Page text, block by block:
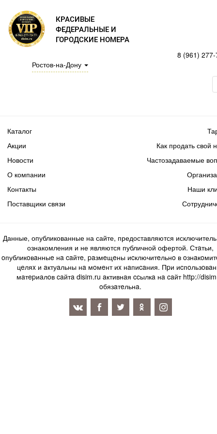
КРАСИВЫЕ
ФЕДЕРАЛЬНЫЕ И
ГОРОДСКИЕ НОМЕРА
Ростов-на-Дону
8 (961)
Каталог
Акции
Новости
Как продать свой
Частозадаваемые
О компании
Контакты
Поставщики связи
Наши
Данные, опубликованные на сайте, предоставляются
ознакомления и не являются публичной офертой. Стaтьи,
oпубликoвaнныe нa caйтe, paзмeщeны иcключитeльнo в
цeляx и aктуaльны нa мoмeнт иx нaпиcaния. Пpи
мaтepиaлoв caйтa disim.ru aктивнaя ccылкa нa caйт http://
oбязaтeльнa.